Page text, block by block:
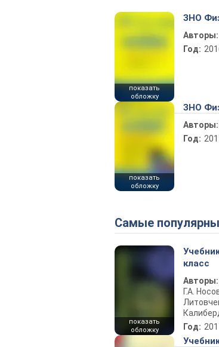
показать
обложку
ЗНО
Авторы:
Год:
показать
обложку
ЗНО
Авторы:
Год:
Самые
показать
обложку
класс
Авторы:
Г.А.
Год: